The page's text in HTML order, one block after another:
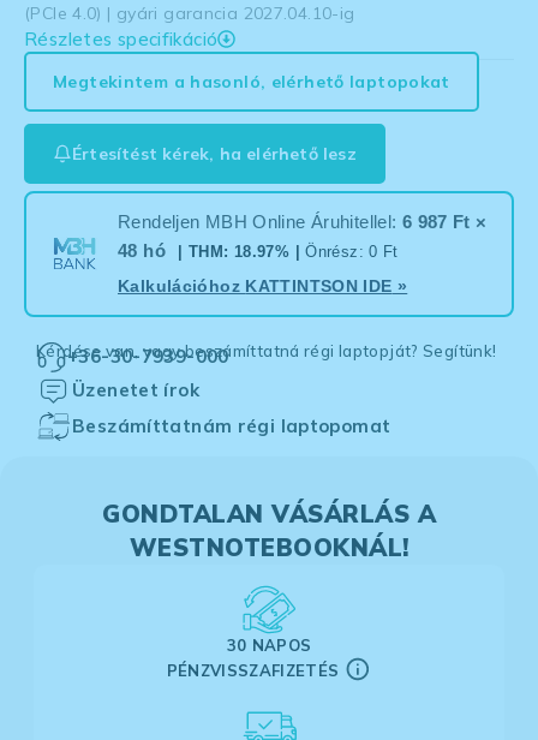
(PCIe 4.0) | gyári garancia 2027.04.10-ig
Részletes specifikáció
Megtekintem a hasonló, elérhető laptopokat
Értesítést kérek, ha elérhető lesz
Rendeljen MBH Online Áruhitellel: 6 987 Ft ×
48 hó
| THM: 18.97% |Önrész: 0 Ft
Kalkulációhoz KATTINTSON IDE »
Kérdése van, vagy beszámíttatná régi laptopját? Segítünk!
+36-30-7939-000
Üzenetet írok
Beszámíttatnám régi laptopomat
GONDTALAN VÁSÁRLÁS A
WESTNOTEBOOKNÁL!
30 NAPOS
PÉNZVISSZAFIZETÉS